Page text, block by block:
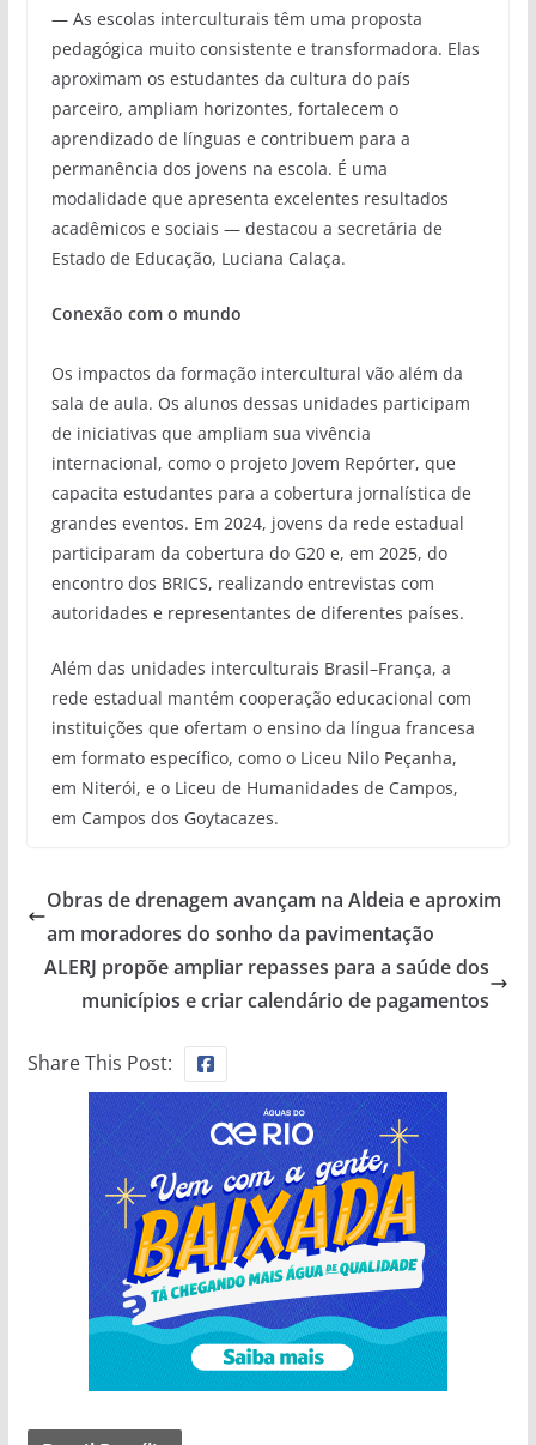
— As escolas interculturais têm uma proposta
pedagógica muito consistente e transformadora. Elas
aproximam os estudantes da cultura do país
parceiro, ampliam horizontes, fortalecem o
aprendizado de línguas e contribuem para a
permanência dos jovens na escola. É uma
modalidade que apresenta excelentes resultados
acadêmicos e sociais — destacou a secretária de
Estado de Educação, Luciana Calaça.
Conexão com o mundo
Os impactos da formação intercultural vão além da
sala de aula. Os alunos dessas unidades participam
de iniciativas que ampliam sua vivência
internacional, como o projeto Jovem Repórter, que
capacita estudantes para a cobertura jornalística de
grandes eventos. Em 2024, jovens da rede estadual
participaram da cobertura do G20 e, em 2025, do
encontro dos BRICS, realizando entrevistas com
autoridades e representantes de diferentes países.
Além das unidades interculturais Brasil–França, a
rede estadual mantém cooperação educacional com
instituições que ofertam o ensino da língua francesa
em formato específico, como o Liceu Nilo Peçanha,
em Niterói, e o Liceu de Humanidades de Campos,
em Campos dos Goytacazes.
Obras de drenagem avançam na Aldeia e aproxim
am moradores do sonho da pavimentação
ALERJ propõe ampliar repasses para a saúde dos
municípios e criar calendário de pagamentos
Share This Post: